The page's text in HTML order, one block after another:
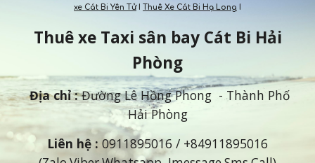
xe Cát Bi Yên TửI Thuê Xe Cát Bi Hạ Long
Thuê xe Taxi sân bay Cát Bi Hải
Phòng
Địa chỉ:Đường Lê Hồng Phong - Thành Phố
Hải Phòng
Liên hệ : 0911895016 / +84911895016